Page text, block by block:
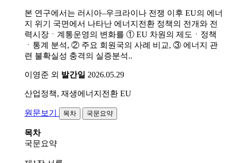
본 연구에서는 러시아–우크라이나 전쟁 이후 EU의 에너
지 위기 국면에서 나타난 에너지전환 정책의 전개와 전
력시장ㆍ계통운영의 변화를 ① EU 차원의 제도ㆍ정책
ㆍ통계 분석, ② 주요 회원국의 사례 비교, ③ 에너지 관
련 불확실성 충격의 실증분석..
이영준 외 발간일 2026.05.29
산업정책, 재생에너지전환 EU
원문보기 목차 국문요약
목차
국문요약